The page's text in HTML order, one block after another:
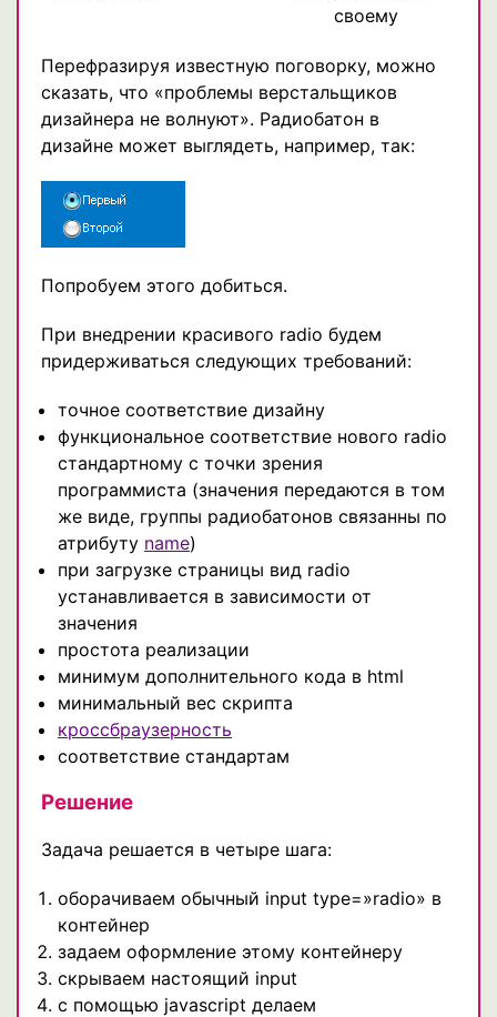
своему
Перефразируя известную поговорку, можно
сказать, что «проблемы верстальщиков
дизайнера не волнуют». Радиобатон в
дизайне может выглядеть, например, так:
Попробуем этого добиться.
При внедрении красивого radio будем
придерживаться следующих требований:
точное соответствие дизайну
функциональное соответствие нового radio
стандартному с точки зрения
программиста (значения передаются в том
же виде, группы радиобатонов связанны по
атрибуту name)
при загрузке страницы вид radio
устанавливается в зависимости от
значения
простота реализации
минимум дополнительного кода в html
минимальный вес скрипта
кроссбраузерность
соответствие стандартам
Решение
Задача решается в четыре шага:
оборачиваем обычный input type=»radio» в
контейнер
задаем оформление этому контейнеру
скрываем настоящий input
с помощью javascript делаем